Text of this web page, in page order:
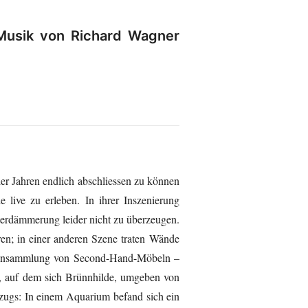
von Richard Wagner
Jahren endlich abschliessen zu können
zu erleben. In ihrer Inszenierung
leider nicht zu überzeugen.
in einer anderen Szene traten Wände
von Second-Hand-Möbeln –
dem sich Brünnhilde, umgeben von
In einem Aquarium befand sich ein